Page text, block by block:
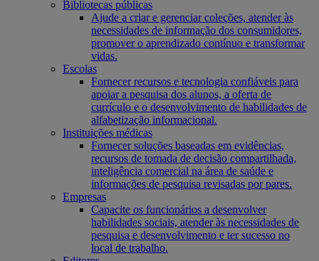
Bibliotecas públicas
Ajude a criar e gerenciar coleções, atender às
necessidades de informação dos consumidores,
promover o aprendizado contínuo e transformar
vidas.
Escolas
Fornecer recursos e tecnologia confiáveis para
apoiar a pesquisa dos alunos, a oferta de
currículo e o desenvolvimento de habilidades de
alfabetização informacional.
Instituições médicas
Fornecer soluções baseadas em evidências,
recursos de tomada de decisão compartilhada,
inteligência comercial na área de saúde e
informações de pesquisa revisadas por pares.
Empresas
Capacite os funcionários a desenvolver
habilidades sociais, atender às necessidades de
pesquisa e desenvolvimento e ter sucesso no
local de trabalho.